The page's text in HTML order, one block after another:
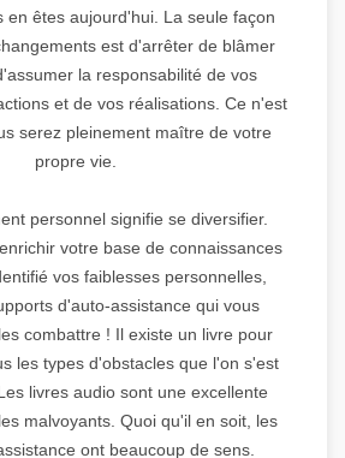
en êtes aujourd'hui. La seule façon
est d'arrêter de blâmer
la responsabilité de vos
et de vos réalisations. Ce n'est
serez pleinement maître de votre
propre vie.
personnel signifie se diversifier.
votre base de connaissances
vos faiblesses personnelles,
d'auto-assistance qui vous
combattre ! Il existe un livre pour
les types d'obstacles que l'on s'est
livres audio sont une excellente
malvoyants. Quoi qu'il en soit, les
ont beaucoup de sens.